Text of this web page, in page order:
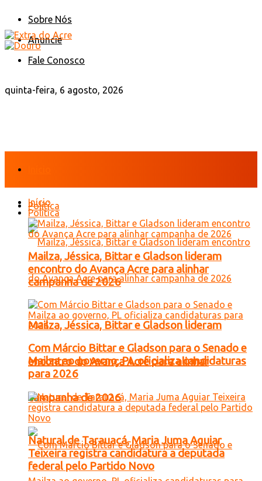
Sobre Nós
Anuncie
Fale Conosco
quinta-feira, 6 agosto, 2026
Política
Mailza, Jéssica, Bittar e Gladson lideram
encontro do Avança Acre para alinhar
campanha de 2026
Início
Política
Mailza, Jéssica, Bittar e Gladson lideram
encontro do Avança Acre para alinhar
campanha de 2026
Com Márcio Bittar e Gladson para o Senado e
Mailza ao governo, PL oficializa candidaturas
para 2026
Natural de Tarauacá, Maria Juma Aguiar
Teixeira registra candidatura a deputada
federal pelo Partido Novo